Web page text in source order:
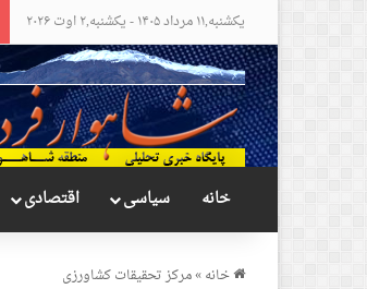
یکشنبه,۱۱ مرداد ۱۴۰۵ - یکشنبه,۲ اوت ۲۰۲۶
خانه سیاسی اقتصادی
خانه»مرکز تحقیقات کشاورزی